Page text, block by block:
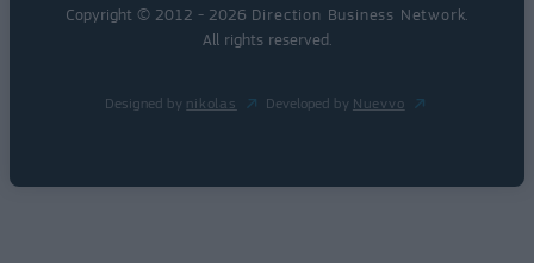
Copyright © 2012 - 2026 Direction Business Network
All rights reserved.
Designed by nikolas Developed by Nuevvo